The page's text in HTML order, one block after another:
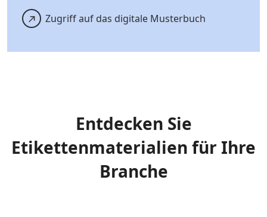
Zugriff auf das digitale Musterbuch
Entdecken Sie
Etikettenmaterialien für Ihre
Branche